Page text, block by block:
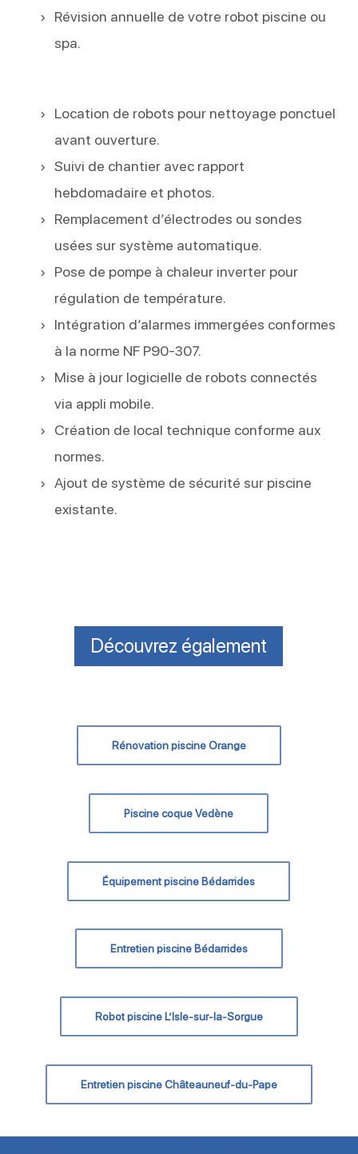
Révision annuelle de votre robot piscine ou
spa.
Location de robots pour nettoyage ponctuel
avant ouverture.
Suivi de chantier avec rapport
hebdomadaire et photos.
Remplacement d’électrodes ou sondes
usées sur système automatique.
Pose de pompe à chaleur inverter pour
régulation de température.
Intégration d’alarmes immergées conformes
à la norme NF P90-307.
Mise à jour logicielle de robots connectés
via appli mobile.
Création de local technique conforme aux
normes.
Ajout de système de sécurité sur piscine
existante.
Découvrez également
Rénovation piscine Orange
Piscine coque Vedène
Équipement piscine Bédarrides
Entretien piscine Bédarrides
Robot piscine L’Isle-sur-la-Sorgue
Entretien piscine Châteauneuf-du-Pape